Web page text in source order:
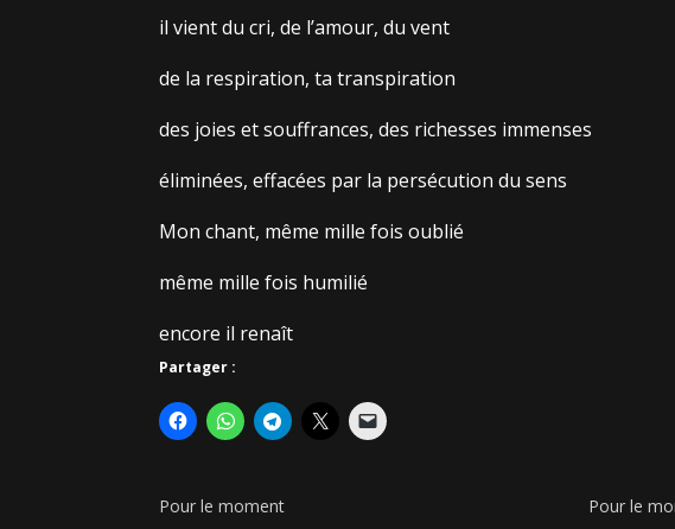
il vient du cri, de l’amour, du vent
de la respiration, ta transpiration
des joies et souffrances, des richesses immenses
éliminées, effacées par la persécution du sens
Mon chant, même mille fois oublié
même mille fois humilié
encore il renaît
Partager :
Pour le moment
Pour le